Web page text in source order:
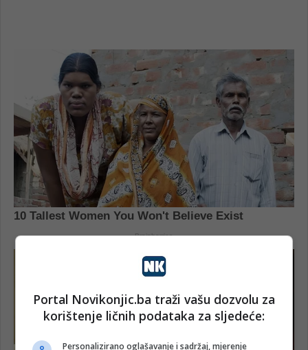
Portal Novikonjic.ba traži vašu dozvolu za
korištenje ličnih podataka za sljedeće:
Personalizirano oglašavanje i sadržaj, mjerenje